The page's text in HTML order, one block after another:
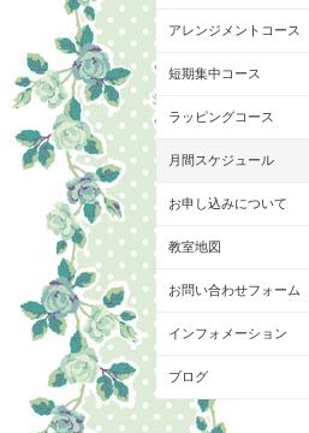
アレンジメントコース
短期集中コース
ラッピングコース
月間スケジュール
お申し込みについて
教室地図
お問い合わせフォーム
インフォメーション
ブログ